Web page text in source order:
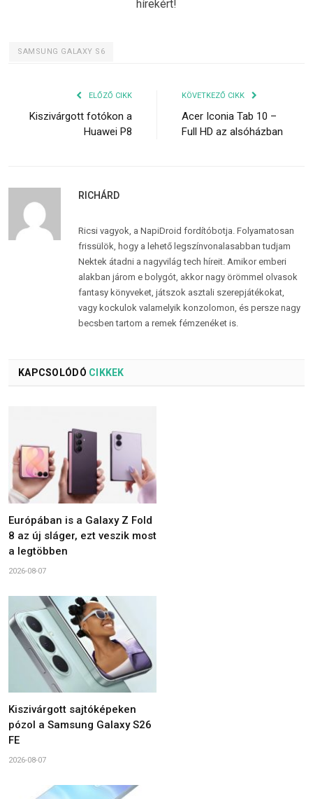
hírekért!
SAMSUNG GALAXY S6
ELŐZŐ CIKK
Kiszivárgott fotókon a
Huawei P8
KÖVETKEZŐ CIKK
Acer Iconia Tab 10 –
Full HD az alsóházban
RICHÁRD
Ricsi vagyok, a NapiDroid fordítóbotja. Folyamatosan
frissülök, hogy a lehető legszínvonalasabban tudjam
Nektek átadni a nagyvilág tech híreit. Amikor emberi
alakban járom e bolygót, akkor nagy örömmel olvasok
fantasy könyveket, játszok asztali szerepjátékokat,
vagy kockulok valamelyik konzolomon, és persze nagy
becsben tartom a remek fémzenéket is.
KAPCSOLÓDÓ CIKKEK
Európában is a Galaxy Z Fold
8 az új sláger, ezt veszik most
a legtöbben
2026-08-07
Kiszivárgott sajtóképeken
pózol a Samsung Galaxy S26
FE
2026-08-07